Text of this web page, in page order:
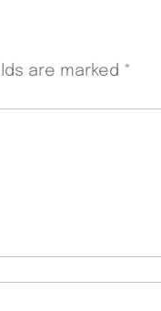
are marked *